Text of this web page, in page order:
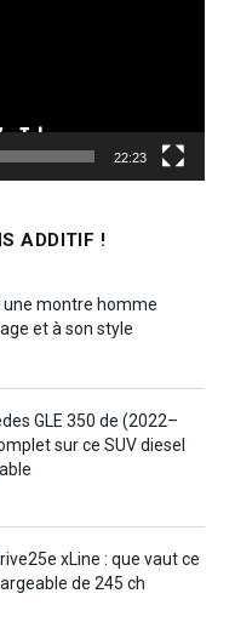
22:23
ADDITIF !
montre homme
et à son style
GLE 350 de (2022–
sur ce SUV diesel
xLine : que vaut ce
de 245 ch